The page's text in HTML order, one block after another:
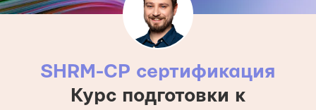
SHRM-CP сертификация
Курс подготовки к